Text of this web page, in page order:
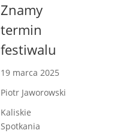
Znamy
termin
festiwalu
19 marca 2025
Piotr Jaworowski
Kaliskie
Spotkania